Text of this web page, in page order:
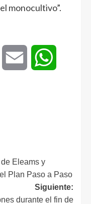
monocultivo”.
Threads Email
Eleams y
Plan Paso a Paso
Siguiente:
durante el fin de